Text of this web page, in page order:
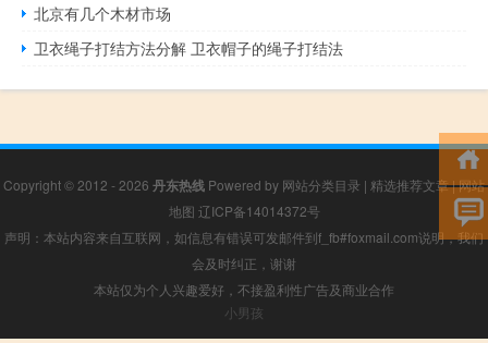
北京有几个木材市场
卫衣绳子打结方法分解 卫衣帽子的绳子打结法
Copyright © 2012 - 2026 丹东热线 Powered by 网站分类目录 | 精选推荐文章|网站
地图 辽ICP备14014372号
声明：本站内容来自互联网，如信息有错误可发邮件到f_fb#foxmail.com说明，我们
会及时纠正，谢谢
本站仅为个人兴趣爱好，不接盈利性广告及商业合作
小男孩